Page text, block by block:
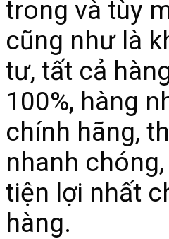
trong và tùy
cũng như là
tư, tất cả
100%, hàng
chính hãng,
nhanh
tiện lợi nhất
hàng.